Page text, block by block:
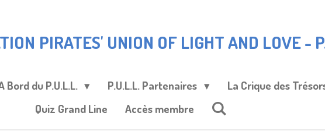
PIRATES' UNION OF LIGHT AND LOVE -
Bord du P.U.L.L. P.U.L.L. Partenaires
La Crique des
Quiz Grand Line
Accès membre